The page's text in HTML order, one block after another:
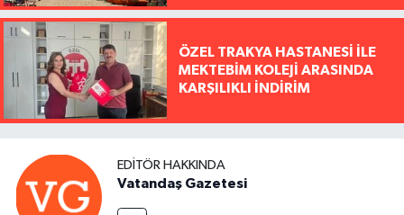
ÖZEL TRAKYA HASTANESİ İLE
MEKTEBİM KOLEJİ ARASINDA
KARŞILIKLI İNDİRİM
EDITÖR HAKKINDA
Vatandaş Gazetesi